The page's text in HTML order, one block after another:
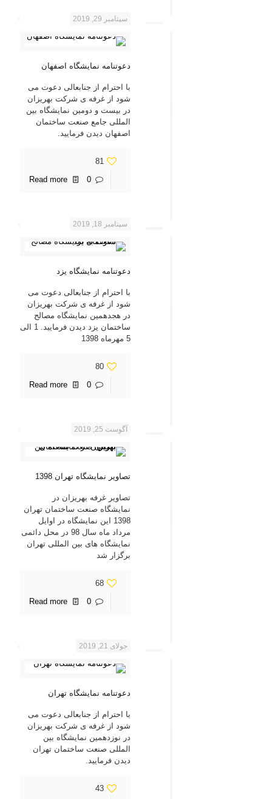
سپتامبر 29, 2019
دعوتنامه نمایشگاه اصفهان
با احترام از جنابعالی دعوت می
شود از غرفه ی شرکت بهریزان
در بیست و دومین نمایشگاه بین
المللی جامع صنعت ساختمان
اصفهان دیدن فرمایید.
81
0
Read more
سپتامبر 18, 2019
دعوتنامه نمایشگاه یزد
با احترام از جنابعالی دعوت می
شود از غرفه ی شرکت بهریزان
در هجدهمین نمایشگاه مصالح
ساختمان یزد دیدن فرمایید. 1 الی
5 مهرماه 1398
80
0
Read more
آگوست 25, 2019
تصاویر نمایشگاه تهران 1398
تصاویر غرفه بهریزان در
نمایشگاه صنعت ساختمان تهران
1398 این نمایشگاه در اوایل
مرداد ماه سال 98 در محل دائمی
نمایشگاه های بین المللی تهران
برگزار شد
68
0
Read more
جولای 21, 2019
دعوتنامه نمایشگاه تهران
با احترام از جنابعالی دعوت می
شود از غرفه ی شرکت بهریزان
در نوزدهمین نمایشگاه بین
المللی صنعت ساختمان تهران
دیدن فرمایید.
43